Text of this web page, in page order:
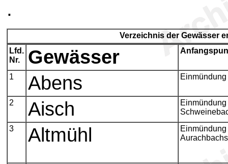
.
Verzeichnis der Gewässer
Lfd.
Nr.
Gewässer
1 Abens
2 Aisch
3
Altmühl
Aurachbachs